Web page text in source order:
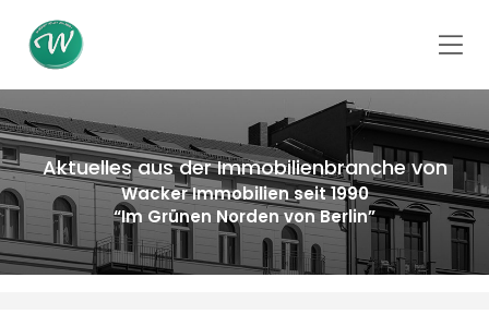
Aktuelles aus der Immobilienbranche von
Wacker Immobilien seit 1990
“Im Grünen Norden von Berlin”